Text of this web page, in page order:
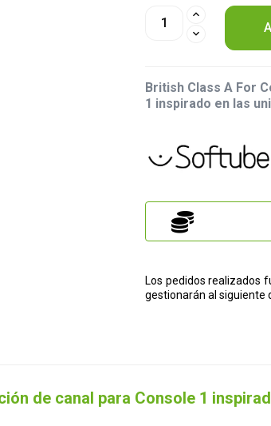
British Class A For
1 inspirado en las
Los pedidos realizados
gestionarán al siguiente
de canal para Console 1